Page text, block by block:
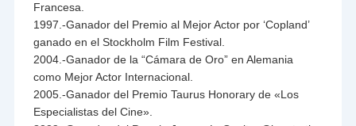
Francesa.
1997.-Ganador del Premio al Mejor Actor por ‘Copland’
ganado en el Stockholm Film Festival.
2004.-Ganador de la “Cámara de Oro” en Alemania
como Mejor Actor Internacional.
2005.-Ganador del Premio Taurus Honorary de «Los
Especialistas del Cine».